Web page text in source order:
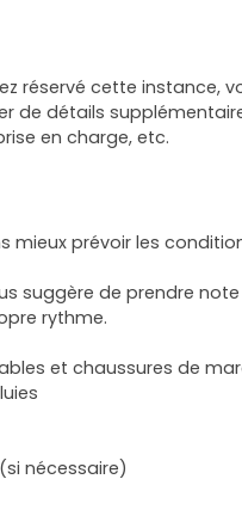
réservé cette instance,
de détails
en charge, etc.
mieux prévoir les
suggère de prendre
rythme.
et chaussures de
nécessaire)